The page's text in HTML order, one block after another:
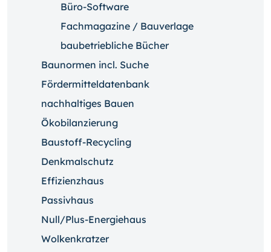
Büro-Software
Fachmagazine / Bauverlage
baubetriebliche Bücher
Baunormen incl. Suche
Fördermitteldatenbank
nachhaltiges Bauen
Ökobilanzierung
Baustoff-Recycling
Denkmalschutz
Effizienzhaus
Passivhaus
Null/Plus-Energiehaus
Wolkenkratzer